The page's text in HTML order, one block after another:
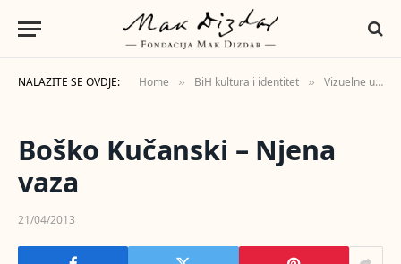
NALAZITE SE OVDJE: Home » BiH kultura i identitet » Vizuelne umjetnosti
Boško Kučanski – Njena
vaza
21/04/2013